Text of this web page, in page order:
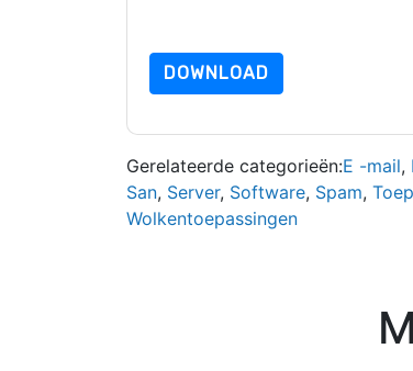
DOWNLOAD
Gerelateerde categorieën:E -mail,
San, Server, Software, Spam,
Wolkentoepassingen